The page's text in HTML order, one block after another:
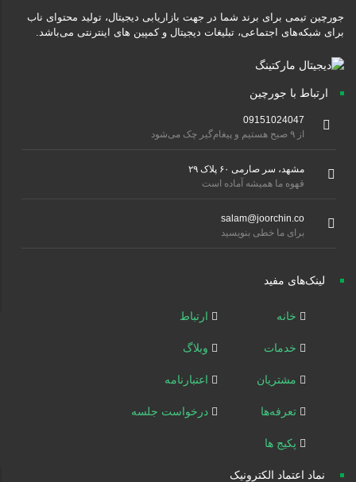
جورچین تیمی برای برند شما در جهت بازاریابی دیجیتال، تولید محتوای ناب
برای شبکه‌های اجتماعی، تبلیغات دیجیتال و کمپین های اینترنتی می‌باشد.
ارتباط با جورچین
09151024047
مشهد، سر صارمی ۶۰ پلاک ۲۹
قهوه ما همیشه آماده است
salam@joorchin.co
برای ما خطی بنویسید
لینک‌های مفید
خانه
خدمات
مشتریان
تعرفه‌ها
پکیج ها
ارتباط
وبلاگ
اعتبارنامه
درخواست جلسه
نماد اعتماد الکترونیک